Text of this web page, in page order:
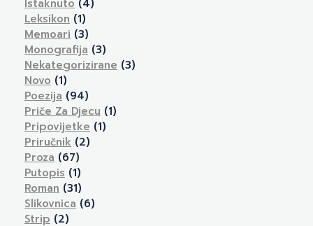
Istaknuto (4)
Leksikon (1)
Memoari (3)
Monografija (3)
Nekategorizirane (3)
Novo (1)
Poezija (94)
Priče Za Djecu (1)
Pripovijetke (1)
Priručnik (2)
Proza (67)
Putopis (1)
Roman (31)
Slikovnica (6)
Strip (2)